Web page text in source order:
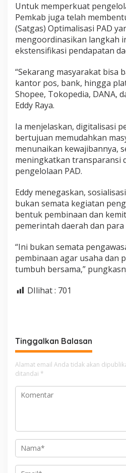
Untuk memperkuat
Pemkab juga telah
(Satgas) Optimalisasi PAD
mengoordinasikan langkah
ekstensifikasi pendapatan
“Sekarang masyarakat bisa
kantor pos, bank, hingga
Shopee, Tokopedia, DANA,
Eddy Raya.
Ia menjelaskan, digitalisasi
bertujuan memudahkan
menunaikan kewajibannya,
meningkatkan transparansi
pengelolaan PAD.
Eddy menegaskan,
bukan semata kegiatan
bentuk pembinaan dan
pemerintah daerah dan para
“Ini bukan semata
pembinaan agar usaha dan
tumbuh bersama,”
DIlihat : 701
Tinggalkan Balasan
Alamat email Anda tidak akan
ditandai *